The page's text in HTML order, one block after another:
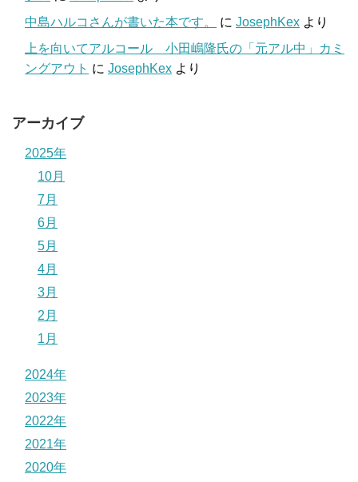
中島ハルコさんが書いた本です。
に JosephKex より
上を向いてアルコール 小田嶋隆氏の「元アル中」カミ
ングアウト に JosephKex より
アーカイブ
2025年
10月
7月
6月
5月
4月
3月
2月
1月
2024年
2023年
2022年
2021年
2020年